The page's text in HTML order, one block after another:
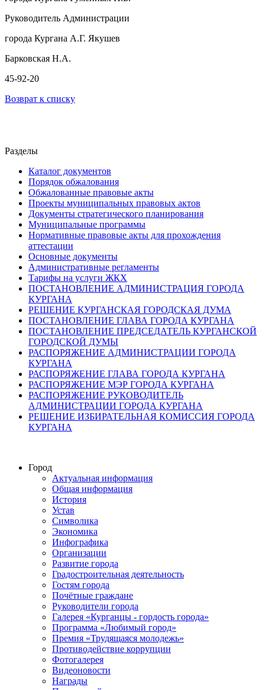
Руководитель Администрации
города Кургана А.Г. Якушев
Барковская Н.А.
45-92-20
Возврат к списку
Разделы
Каталог документов
Порядок обжалования
Обжалованные правовые акты
Проекты муниципальных правовых актов
Документы стратегического планирования
Муниципальные программы
Нормативные правовые акты для прохождения
аттестации
Основные документы
Административные регламенты
Тарифы на услуги ЖКХ
ПОСТАНОВЛЕНИЕ АДМИНИСТРАЦИЯ ГОРОДА
КУРГАНА
РЕШЕНИЕ КУРГАНСКАЯ ГОРОДСКАЯ ДУМА
ПОСТАНОВЛЕНИЕ ГЛАВА ГОРОДА КУРГАНА
ПОСТАНОВЛЕНИЕ ПРЕДСЕДАТЕЛЬ КУРГАНСКОЙ
ГОРОДСКОЙ ДУМЫ
РАСПОРЯЖЕНИЕ АДМИНИСТРАЦИИ ГОРОДА
КУРГАНА
РАСПОРЯЖЕНИЕ ГЛАВА ГОРОДА КУРГАНА
РАСПОРЯЖЕНИЕ МЭР ГОРОДА КУРГАНА
РАСПОРЯЖЕНИЕ РУКОВОДИТЕЛЬ
АДМИНИСТРАЦИИ ГОРОДА КУРГАНА
РЕШЕНИЕ ИЗБИРАТЕЛЬНАЯ КОМИССИЯ ГОРОДА
КУРГАНА
Город
Актуальная информация
Общая информация
История
Устав
Символика
Экономика
Инфографика
Организации
Развитие города
Градостроительная деятельность
Гостям города
Почётные граждане
Руководители города
Галерея «Курганцы - гордость города»
Программа «Любимый город»
Премия «Трудящаяся молодежь»
Противодействие коррупции
Фотогалерея
Видеоновости
Награды